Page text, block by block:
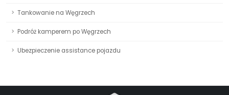
Tankowanie na Węgrzech
Podróż kamperem po Węgrzech
Ubezpieczenie assistance pojazdu